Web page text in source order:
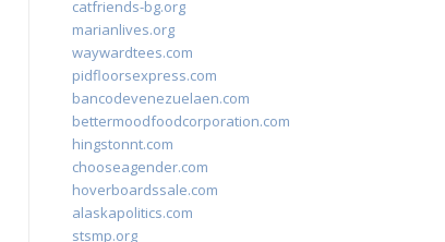
catfriends-bg.org
marianlives.org
waywardtees.com
pidfloorsexpress.com
bancodevenezuelaen.com
bettermoodfoodcorporation.com
hingstonnt.com
chooseagender.com
hoverboardssale.com
alaskapolitics.com
stsmp.org